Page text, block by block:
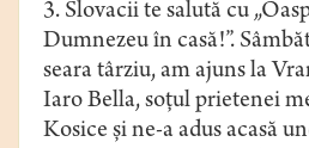
3. Slovacii te salută cu
Dumnezeu în casă!”.
seara târziu, am ajuns la
Iaro Bella, soţul prietenei
Kosice şi ne-a adus acasă